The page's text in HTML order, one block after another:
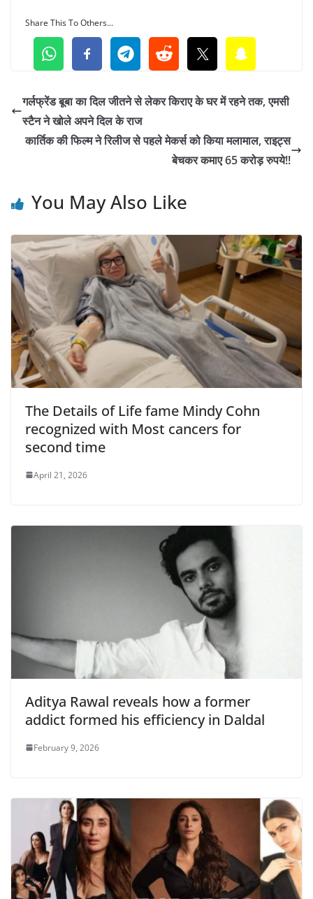
Share This To Others...
गर्लफ्रेंड बूबा का दिल जीतने से लेकर किराए के घर में रहने तक, एमसी
स्टैन ने खोले अपने दिल के राज
कार्तिक की फिल्म ने रिलीज से पहले मेकर्स को किया मलामाल, राइट्स
बेचकर कमाए 65 करोड़ रुपये!!
You May Also Like
The Details of Life fame Mindy Cohn
recognized with Most cancers for
second time
April 21, 2026
Aditya Rawal reveals how a former
addict formed his efficiency in Daldal
February 9, 2026